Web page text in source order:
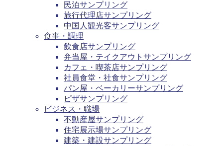
民泊サンプリング
旅行代理店サンプリング
中国人観光客サンプリング
食事・調理
飲食店サンプリング
弁当屋・テイクアウトサンプリング
カフェ・喫茶店サンプリング
社員食堂・社食サンプリング
パン屋・ベーカリーサンプリング
ピザサンプリング
ビジネス・職場
不動産屋サンプリング
住宅展示場サンプリング
建築・建設サンプリング